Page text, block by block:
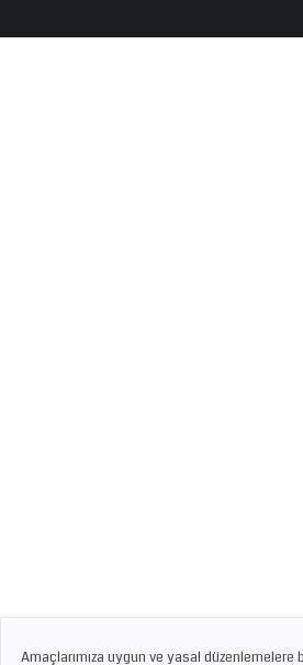
Amaçlarımıza uygun ve yasal düzenlemelere